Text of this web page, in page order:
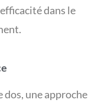
dans le
dos, une approche